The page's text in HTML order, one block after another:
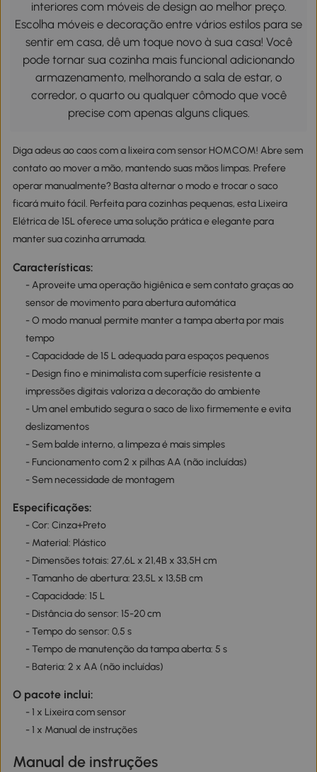
interiores com móveis de design ao melhor preço.
Escolha móveis e decoração entre vários estilos para se
sentir em casa, dê um toque novo à sua casa! Você
pode tornar sua cozinha mais funcional adicionando
armazenamento, melhorando a sala de estar, o
corredor, o quarto ou qualquer cômodo que você
precise com apenas alguns cliques.
Diga adeus ao caos com a lixeira com sensor HOMCOM! Abre sem
contato ao mover a mão, mantendo suas mãos limpas. Prefere
operar manualmente? Basta alternar o modo e trocar o saco
ficará muito fácil. Perfeita para cozinhas pequenas, esta Lixeira
Elétrica de 15L oferece uma solução prática e elegante para
manter sua cozinha arrumada.
Características:
- Aproveite uma operação higiênica e sem contato graças ao
sensor de movimento para abertura automática
- O modo manual permite manter a tampa aberta por mais
tempo
- Capacidade de 15 L adequada para espaços pequenos
- Design fino e minimalista com superfície resistente a
impressões digitais valoriza a decoração do ambiente
- Um anel embutido segura o saco de lixo firmemente e evita
deslizamentos
- Sem balde interno, a limpeza é mais simples
- Funcionamento com 2 x pilhas AA (não incluídas)
- Sem necessidade de montagem
Especificações:
- Cor: Cinza+Preto
- Material: Plástico
- Dimensões totais: 27,6L x 21,4B x 33,5H cm
- Tamanho de abertura: 23,5L x 13,5B cm
- Capacidade: 15 L
- Distância do sensor: 15-20 cm
- Tempo do sensor: 0,5 s
- Tempo de manutenção da tampa aberta: 5 s
- Bateria: 2 x AA (não incluídas)
O pacote inclui:
- 1 x Lixeira com sensor
- 1 x Manual de instruções
Manual de instruções